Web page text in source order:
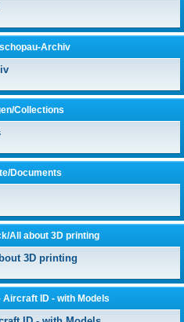
Archiv
Collections
Documents
All about 3D printing
3D printing
Aircraft ID - with Models